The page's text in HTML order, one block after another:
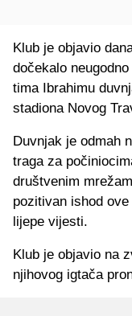
Klub je objavio
dočekalo
tima Ibrahimu
stadiona Novog
Duvnjak je odmah
traga za
društvenim
pozitivan ishod
lijepe vijesti.
Klub je objavio na
njihovog igtača